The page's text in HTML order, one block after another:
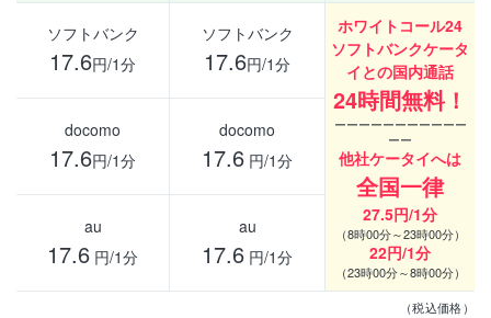
ソフトバンク
17.6円/1分
ソフトバンク
17.6円/1分
ホワイトコール24
ソフトバンクケータ
イとの国内通話
24時間無料！
ーーーーーーーーーーー
ーー
他社ケータイへは
全国一律
27.5円/1分
（8時00分～23時00分）
22円/1分
（23時00分～8時00分）
docomo
17.6円/1分
docomo
17.6 円/1分
au
17.6 円/1分
au
17.6 円/1分
（税込価格）